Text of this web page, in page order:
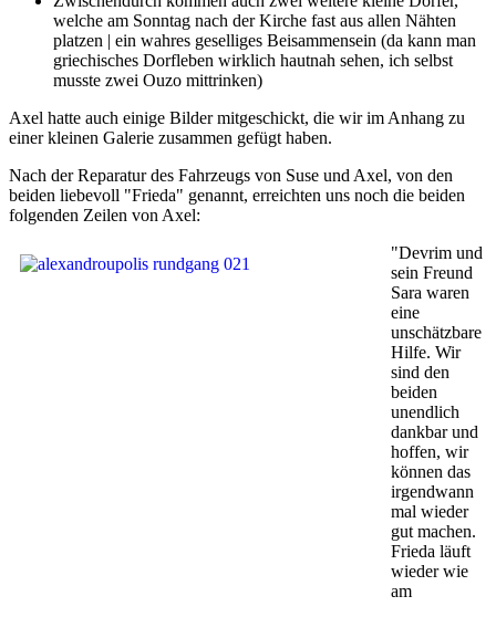
welche am Sonntag nach der Kirche fast aus allen Nähten
platzen | ein wahres geselliges Beisammensein (da kann man
griechisches Dorfleben wirklich hautnah sehen, ich selbst
musste zwei Ouzo mittrinken)
Axel hatte auch einige Bilder mitgeschickt, die wir im Anhang zu
einer kleinen Galerie zusammen gefügt haben.
Nach der Reparatur des Fahrzeugs von Suse und Axel, von den
beiden liebevoll "Frieda" genannt, erreichten uns noch die beiden
folgenden Zeilen von Axel:
"Devrim und
sein Freund
Sara waren
eine
unschätzbare
Hilfe. Wir
sind den
beiden
unendlich
dankbar und
hoffen, wir
können das
irgendwann
mal wieder
gut machen.
Frieda läuft
wieder wie
am